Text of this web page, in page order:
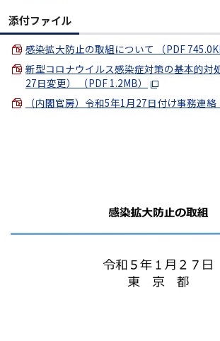
添付ファイル
感染拡大防止の取組について （PDF
新型コロナウイルス感染症対策の基本的対
27日変更） （PDF 1.2MB）
（内閣官房）令和5年1月27日付け事務連絡